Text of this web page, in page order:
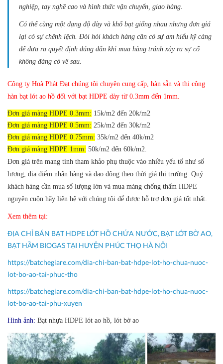
nghiệp, tay nghề cao và hình thức vận chuyển, giao hàng.
Có thể cùng một dạng độ dày và khổ bạt giống nhau nhưng đơn giá
lại có sự chênh lệch. Đòi hỏi khách hàng cần có sự am hiểu kỹ càng
để đưa ra quyết định đúng đắn khi mua hàng tránh xảy ra sự cố
không đáng có về sau.
Công ty Hoà Phát Đạt chúng tôi chuyên cung cấp, hàn sẵn và thi công
hàn bạt lót ao hồ đối với bạt HDPE dày từ 0.3mm đến 1mm.
Đơn giá màng HDPE 0.3mm: 15k/m2 đến 20k/m2
Đơn giá màng HDPE 0.5mm: 25k/m2 đến 30k/m2
Đơn giá màng HDPE 0.75mm: 35k/m2 đến 40k/m2
Đơn giá màng HDPE 1mm: 50k/m2 đến 60k/m2.
Đơn giá trên mang tính tham khảo phụ thuộc vào nhiều yếu tố như số
lượng, địa điểm nhận hàng và dao động theo thời giá thị trường. Quý
khách hàng cần mua số lượng lớn và mua màng chống thấm HDPE
nguyên cuộn hãy liên hệ với chúng tôi để được hỗ trợ đơn giá tốt nhất.
Xem thêm tại:
ĐỊA CHỈ BÁN BẠT HDPE LÓT HỒ CHỨA NƯỚC, BẠT LÓT BỜ AO,
BẠT HẦM BIOGAS TẠI HUYỆN PHÚC THỌ HÀ NỘI
https://batchegiare.com/dia-chi-ban-bat-hdpe-lot-ho-chua-nuoc-
lot-bo-ao-tai-phuc-tho
https://batchegiare.com/dia-chi-ban-bat-hdpe-lot-ho-chua-nuoc-
lot-bo-ao-tai-phu-xuyen
Hình ảnh: Bạt nhựa HDPE lót ao hồ, lót bờ ao